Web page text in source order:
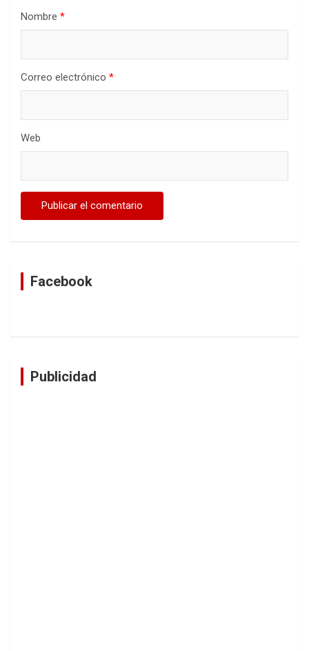
Nombre *
Correo electrónico *
Web
Facebook
Publicidad